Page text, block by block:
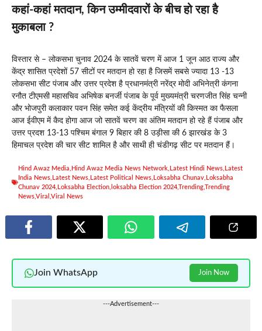
कहां-कहां मतदान, किन उम्मीदवारों के बीच हो रहा है
मुकाबला ?
विस्तार से – लोकसभा चुनाव 2024 के सातवें चरण में आज 1 जून आठ राज्य और
केंद्र शासित प्रदेशों 57 सीटों पर मतदान हो रहा है जिसमें सबसे ज्यादा 13 -13
लोकसभा सीट पंजाब और उत्तर प्रदेश है प्रधानमंत्री नरेंद्र मोदी अभिनेत्री कंगना
रनौत टीएमसी महासचिव अभिषेक बनर्जी पंजाब के पूर्व मुख्यमंत्री चरणजीत सिंह चन्नी
और भोजपुरी कलाकार पवन सिंह समेत कई केंद्रीय मंत्रियों की किस्मत का फैसला
आज ईवीएम में कैद होगा आज जो सातवें चरण का अंतिम मतदान हो रहे हैं पंजाब और
उत्तर प्रदश 13-13 पश्चिम बंगाल 9 बिहार की 8 उड़ीसा की 6 झारखंड के 3
हिमाचल प्रदेश की चार सीट शामिल है और साथी ही चंडीगढ़ सीट पर मतदान हैं।
Hind Awaz Media Hind Awaz Media News Network Latest Hindi News Latest
India News Latest News Latest Political News Loksabha Chunav Loksabha
Chunav 2024 Loksabha Election loksabha Election 2024TrendingTrending
NewsViral Viral News
Join WhatsApp Join Now
---Advertisement---